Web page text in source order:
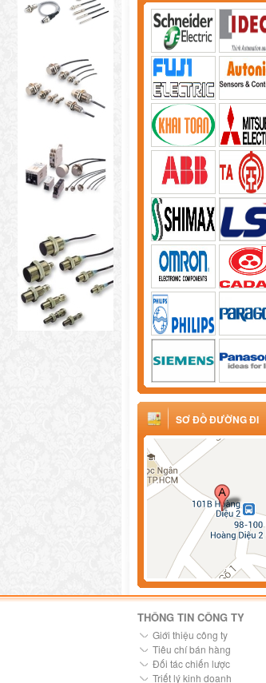
SƠ ĐỒ ĐƯỜNG ĐI
THÔNG TIN CÔNG TY
Giới thiệu công ty
Tiêu chí bán hàng
Đối tác chiến lược
Triết lý kinh doanh